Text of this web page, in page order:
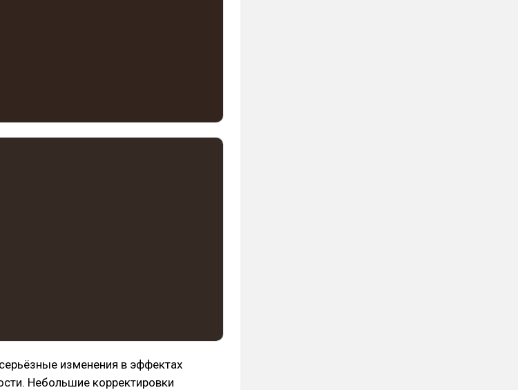
изменения в эффектах
Небольшие корректировки